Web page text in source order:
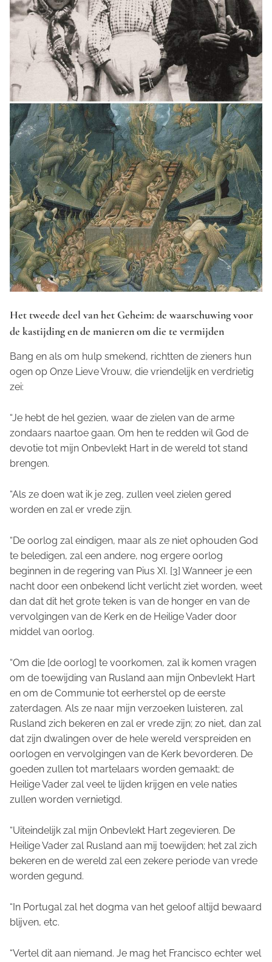
Het tweede deel van het Geheim: de waarschuwing voor
de kastijding en de manieren om die te vermijden
Bang en als om hulp smekend, richtten de zieners hun
ogen op Onze Lieve Vrouw, die vriendelijk en verdrietig
zei:
“Je hebt de hel gezien, waar de zielen van de arme
zondaars naartoe gaan. Om hen te redden wil God de
devotie tot mijn Onbevlekt Hart in de wereld tot stand
brengen.
“Als ze doen wat ik je zeg, zullen veel zielen gered
worden en zal er vrede zijn.
“De oorlog zal eindigen, maar als ze niet ophouden God
te beledigen, zal een andere, nog ergere oorlog
beginnen in de regering van Pius XI. [3] Wanneer je een
nacht door een onbekend licht verlicht ziet worden, weet
dan dat dit het grote teken is van de honger en van de
vervolgingen van de Kerk en de Heilige Vader door
middel van oorlog.
“Om die [de oorlog] te voorkomen, zal ik komen vragen
om de toewijding van Rusland aan mijn Onbevlekt Hart
en om de Communie tot eerherstel op de eerste
zaterdagen. Als ze naar mijn verzoeken luisteren, zal
Rusland zich bekeren en zal er vrede zijn; zo niet, dan zal
dat zijn dwalingen over de hele wereld verspreiden en
oorlogen en vervolgingen van de Kerk bevorderen. De
goeden zullen tot martelaars worden gemaakt; de
Heilige Vader zal veel te lijden krijgen en vele naties
zullen worden vernietigd.
“Uiteindelijk zal mijn Onbevlekt Hart zegevieren. De
Heilige Vader zal Rusland aan mij toewijden; het zal zich
bekeren en de wereld zal een zekere periode van vrede
worden gegund.
“In Portugal zal het dogma van het geloof altijd bewaard
blijven, etc.
“Vertel dit aan niemand. Je mag het Francisco echter wel